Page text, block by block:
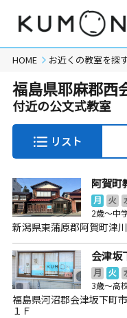
HOME お近くの教室を探
福島県耶麻郡西
付近の公文式教室
リスト
阿賀町
月 火
2歳～中
新潟県東蒲原郡阿賀町津
会津坂
月 火
3歳～高
福島県河沼郡会津坂下町
１Ｆ